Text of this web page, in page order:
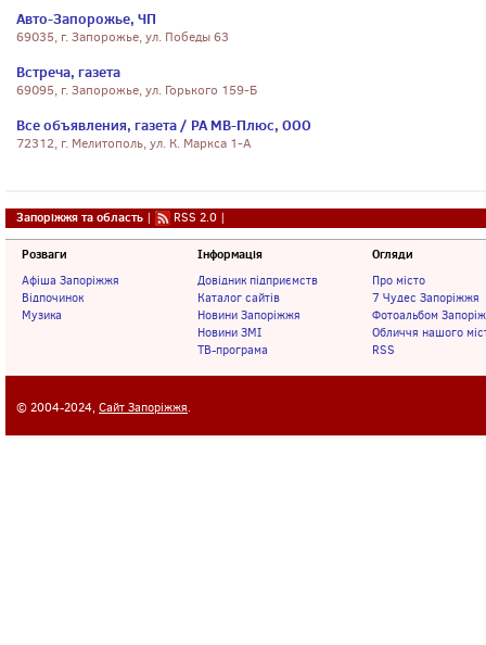
Авто-Запорожье, ЧП
69035, г. Запорожье, ул. Победы 63
Встреча, газета
69095, г. Запорожье, ул. Горького 159-Б
Все объявления, газета / РА МВ-Плюс, ООО
72312, г. Мелитополь, ул. К. Маркса 1-А
Запоріжжя та область | RSS 2.0 |
Розваги
Афіша Запоріжжя
Відпочинок
Музика
Інформація
Довідник підприємств
Каталог сайтів
Новини Запоріжжя
Новини ЗМІ
ТВ-програма
Огляди
Про місто
7 Чудес Запоріжжя
Фотоальбом
Обличчя нашого
RSS
© 2004-2024, Сайт Запоріжжя.